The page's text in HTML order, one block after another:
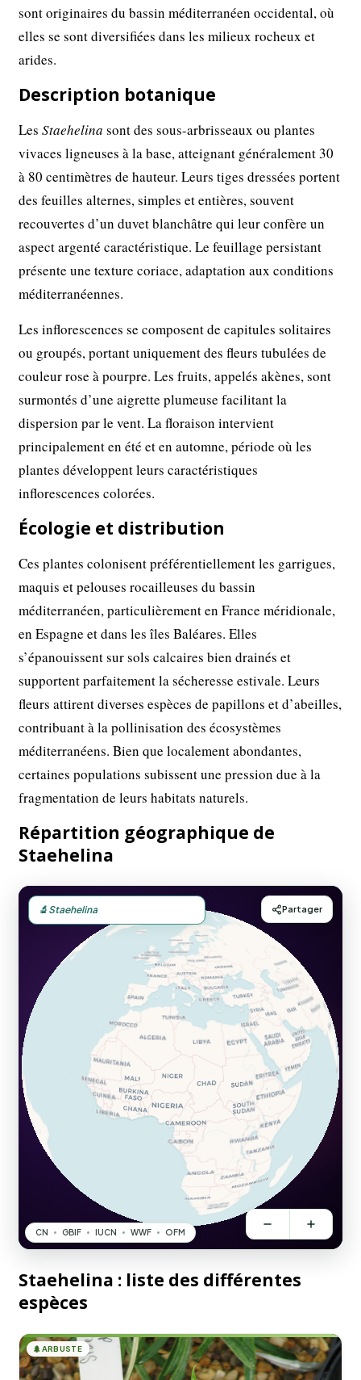
sont originaires du bassin méditerranéen occidental, où
elles se sont diversifiées dans les milieux rocheux et
arides.
Description botanique
LesStaehelina sont des sous-arbrisseaux ou plantes
vivaces ligneuses à la base, atteignant généralement 30
à 80 centimètres de hauteur. Leurs tiges dressées portent
des feuilles alternes, simples et entières, souvent
recouvertes d’un duvet blanchâtre qui leur confère un
aspect argenté caractéristique. Le feuillage persistant
présente une texture coriace, adaptation aux conditions
méditerranéennes.
Les inflorescences se composent de capitules solitaires
ou groupés, portant uniquement des fleurs tubulées de
couleur rose à pourpre. Les fruits, appelés akènes, sont
surmontés d’une aigrette plumeuse facilitant la
dispersion par le vent. La floraison intervient
principalement en été et en automne, période où les
plantes développent leurs caractéristiques
inflorescences colorées.
Écologie et distribution
Ces plantes colonisent préférentiellement les garrigues,
maquis et pelouses rocailleuses du bassin
méditerranéen, particulièrement en France méridionale,
en Espagne et dans les îles Baléares. Elles
s’épanouissent sur sols calcaires bien drainés et
supportent parfaitement la sécheresse estivale. Leurs
fleurs attirent diverses espèces de papillons et d’abeilles,
contribuant à la pollinisation des écosystèmes
méditerranéens. Bien que localement abondantes,
certaines populations subissent une pression due à la
fragmentation de leurs habitats naturels.
Répartition géographique de
Staehelina
Staehelina : liste des différentes
espèces
🌲ARBUSTE